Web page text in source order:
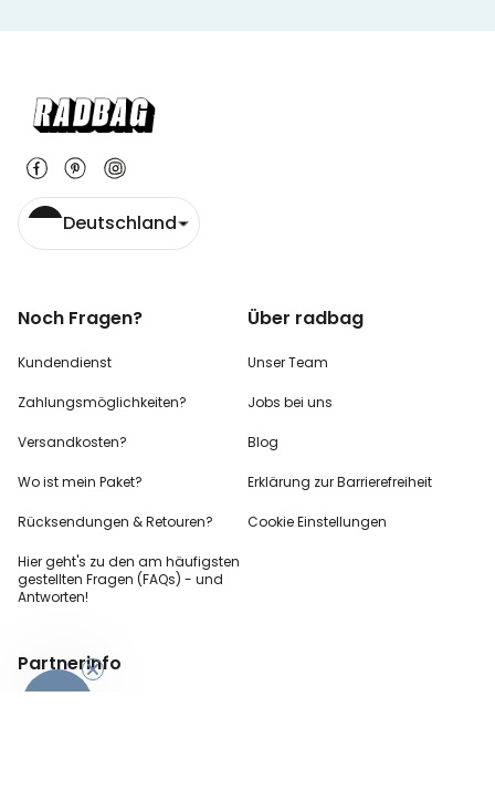
Deutschland
Noch Fragen?
Kundendienst
Zahlungsmöglichkeiten?
Versandkosten?
Wo ist mein Paket?
Rücksendungen & Retouren?
Hier geht's zu den am häufigsten
gestellten Fragen (FAQs) - und
Antworten!
Über radbag
Unser Team
Jobs bei uns
Blog
Erklärung zur Barrierefreiheit
Cookie Einstellungen
Partnerinfo